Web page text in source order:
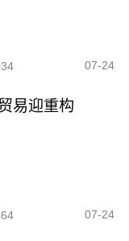
07-24
易迎重构
07-24